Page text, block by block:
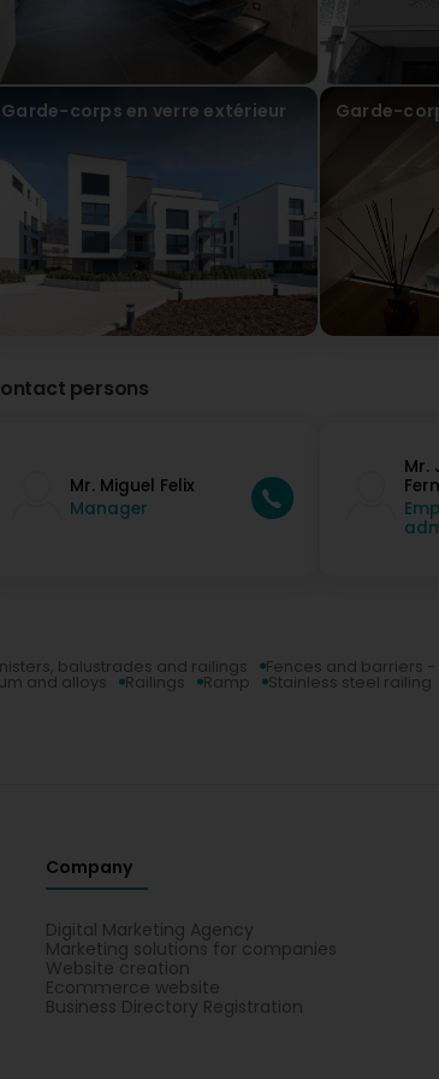
Très bon travail. (Translated by Google) Very
Garde-corps en verre extérieur Garde-
persons
Mr. Miguel Felix
Manager
Mr.
balustrades and railings Fences and barriers -
and alloys Railings Ramp Stainless steel railing
Company
Digital Marketing Agency
Marketing solutions for companies
Website creation
Ecommerce website
Business Directory Registration